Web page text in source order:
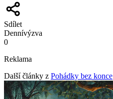
Sdílet
Dennívýzva
0
Reklama
Další články z Pohádky bez konce